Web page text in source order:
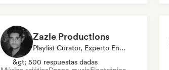
Zazie Productions
Playlist Curator, Experto En Sonido
&gt; 500 respuestas dadas